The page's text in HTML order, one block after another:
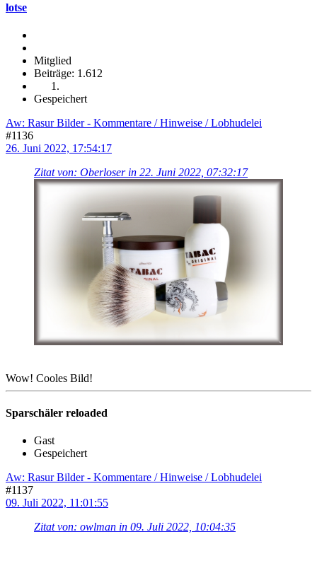
lotse
Mitglied
Beiträge: 1.612
Gespeichert
Aw: Rasur Bilder - Kommentare / Hinweise / Lobhudelei
#1136
26. Juni 2022, 17:54:17
Zitat von: Oberloser in 22. Juni 2022, 07:32:17
Wow! Cooles Bild!
Sparschäler reloaded
Gast
Gespeichert
Aw: Rasur Bilder - Kommentare / Hinweise / Lobhudelei
#1137
09. Juli 2022, 11:01:55
Zitat von: owlman in 09. Juli 2022, 10:04:35